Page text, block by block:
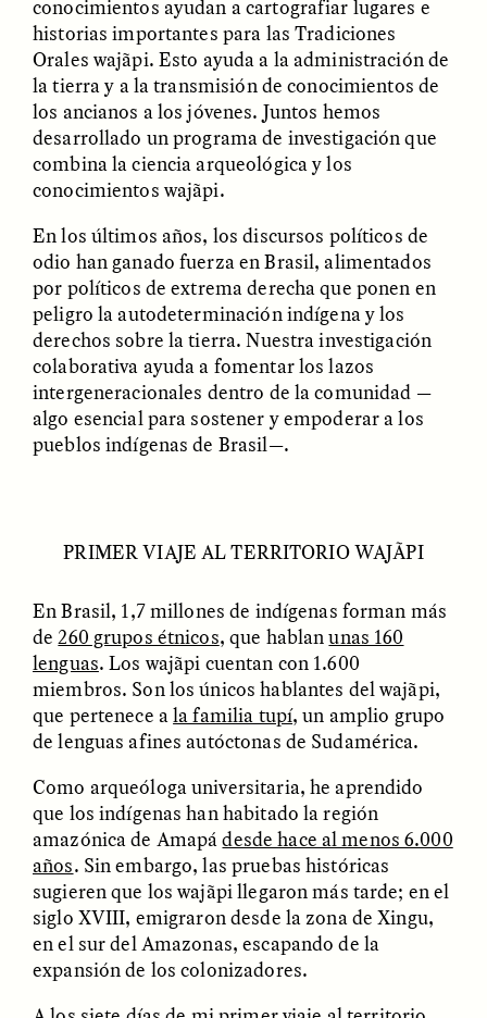
Dreamscapes of
Refusal: A Chorus
UZMA FALAK
The Cost of Cutting
ELLYN DEMUYNCK
PHOTO-ESSAY /PHENOMENON
Care
ESSAY /STANDPOINTS
ESSAY /STANDPOINTS
In Human Origins
Research, Communities
Are the Missing Link
JESSICA THOMPSON
VIDEO /STRANGER LANDS
Five Questions for
Anand Pandian
ESSAY /FIELD NOTES ESSAY /
conocimientos ayudan a cartografiar lugares e
historias importantes para las Tradiciones
Orales wajãpi. Esto ayuda a la administración de
la tierra y a la transmisión de conocimientos de
los ancianos a los jóvenes. Juntos hemos
desarrollado un programa de investigación que
combina la ciencia arqueológica y los
conocimientos wajãpi.
En los últimos años, los discursos políticos de
odio han ganado fuerza en Brasil, alimentados
por políticos de extrema derecha que ponen en
peligro la autodeterminación indígena y los
derechos sobre la tierra. Nuestra investigación
colaborativa ayuda a fomentar los lazos
intergeneracionales dentro de la comunidad —
algo esencial para sostener y empoderar a los
pueblos indígenas de Brasil—.
PRIMER VIAJE AL TERRITORIO WAJÃPI
En Brasil, 1,7 millones de indígenas forman más
de260 grupos étnicos, que hablanunas 160
lenguas. Los wajãpi cuentan con 1.600
miembros. Son los únicos hablantes del wajãpi,
que pertenece ala familia tupí, un amplio grupo
de lenguas afines autóctonas de Sudamérica.
Como arqueóloga universitaria, he aprendido
que los indígenas han habitado la región
amazónica de Amapádesde hace al menos 6.000
años. Sin embargo, las pruebas históricas
sugieren que los wajãpi llegaron más tarde; en el
siglo XVIII, emigraron desde la zona de Xingu,
en el sur del Amazonas, escapando de la
expansión de los colonizadores.